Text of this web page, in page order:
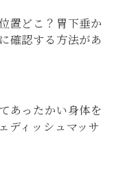
置どこ？胃下垂か
確認する方法があ
あったかい身体を
ディッシュマッサ